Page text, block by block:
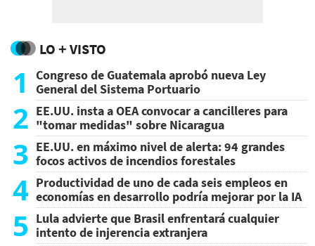
LO + VISTO
1
Congreso de Guatemala aprobó nueva Ley
General del Sistema Portuario
2 EE.UU. insta a OEA convocar a cancilleres para
"tomar medidas" sobre Nicaragua
3 EE.UU. en máximo nivel de alerta: 94 grandes
focos activos de incendios forestales
4 Productividad de uno de cada seis empleos en
economías en desarrollo podría mejorar por la IA
5 Lula advierte que Brasil enfrentará cualquier
intento de injerencia extranjera